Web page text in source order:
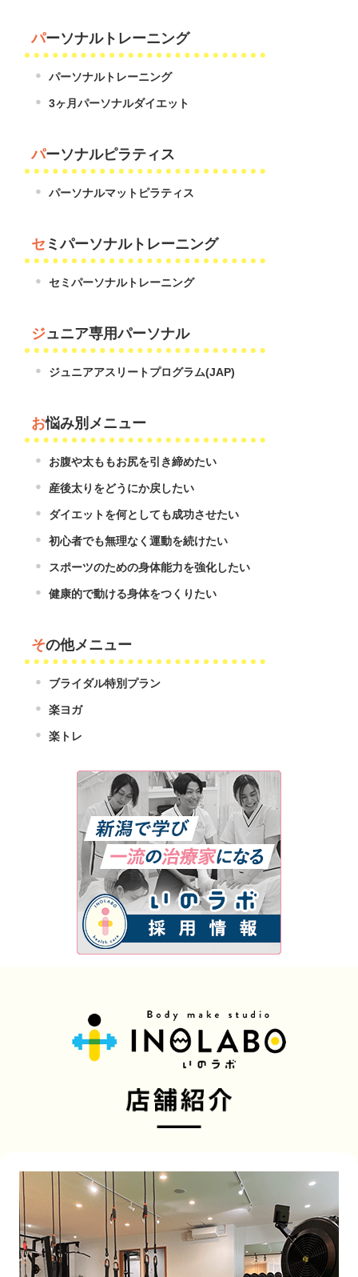
パーソナルトレーニング
パーソナルトレーニング
3ヶ月パーソナルダイエット
パーソナルピラティス
パーソナルマットピラティス
セミパーソナルトレーニング
セミパーソナルトレーニング
ジュニア専用パーソナル
ジュニアアスリートプログラム(JAP)
お悩み別メニュー
お腹や太ももお尻を引き締めたい
産後太りをどうにか戻したい
ダイエットを何としても成功させたい
初心者でも無理なく運動を続けたい
スポーツのための身体能力を強化したい
健康的で動ける身体をつくりたい
その他メニュー
ブライダル特別プラン
楽ヨガ
楽トレ